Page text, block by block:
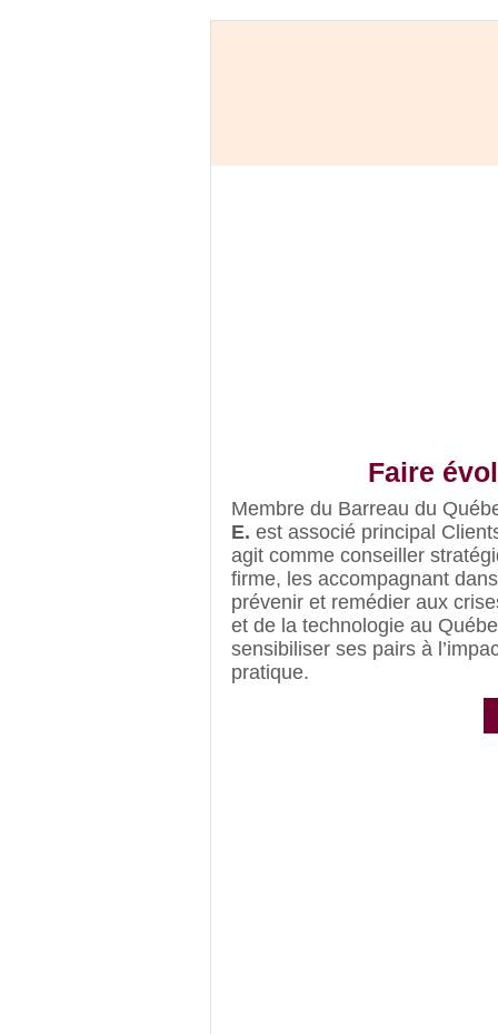
Faire
Membre du Barreau du
E. est associé principal
agit comme conseiller
firme, les accompagnant
prévenir et remédier aux
et de la technologie au
sensibiliser ses pairs à
pratique.